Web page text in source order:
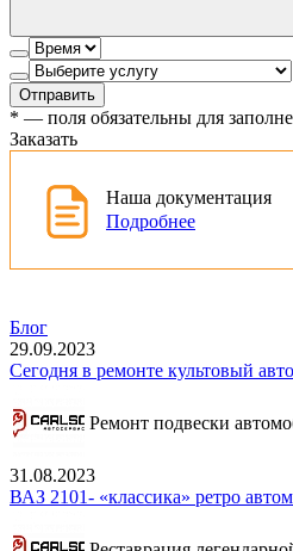
Отправить
* — поля обязательны для
Заказать
Наша документация
Подробнее
Блог
29.09.2023
Сегодня в ремонте культовый
Ремонт подвески
31.08.2023
ВАЗ 2101- «классика» ретро